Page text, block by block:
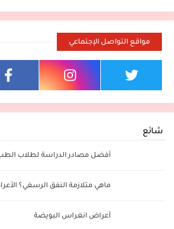
مواقع التواصل الإجتماعي
شائع
أفضل مصادر الدراسة لطلاب
ماهي متلازمة النفق الرسغي؟
أعراض انغراس البويضة